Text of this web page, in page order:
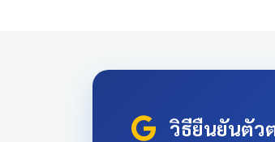
วิธียืนยันตัว